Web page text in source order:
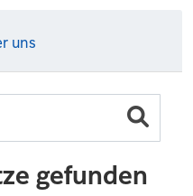
uns
gefunden